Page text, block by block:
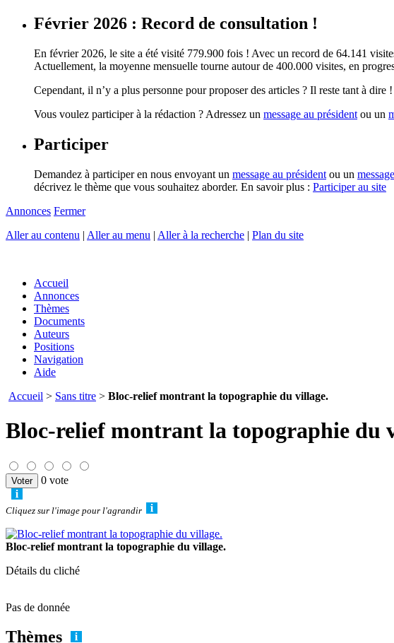
Février 2026 : Record de consultation !
En février 2026, le site a été visité 779.900 fois ! Avec un record de 64.141
Actuellement, la moyenne mensuelle tourne autour de 400.000 visites, en
Cependant, il n’y a plus personne pour proposer des articles ? Il reste tant à dire !
Vous voulez participer à la rédaction ? Adressez un message au président ou un
Participer
Demandez à participer en nous envoyant un message au président ou un
décrivez le thème que vous souhaitez aborder. En savoir plus : Participer au site
Annonces Fermer
Aller au contenu | Aller au menu | Aller à la recherche | Plan du site
Accueil
Annonces
Thèmes
Documents
Auteurs
Positions
Navigation
Aide
Accueil > Sans titre > Bloc-relief montrant la topographie du village.
Bloc-relief montrant la topographie du
0 vote
Cliquez sur l'image pour l'agrandir
Bloc-relief montrant la topographie du village.
Détails du cliché
Pas de donnée
Thèmes